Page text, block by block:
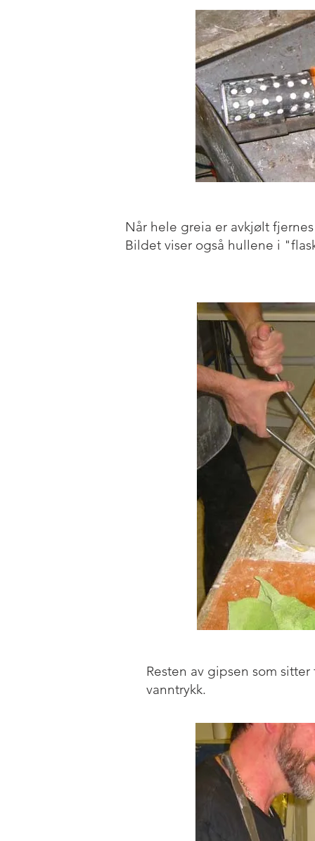
Når hele greia er avkjølt
Bildet viser også hullene i
Resten av gipsen som
vanntrykk.